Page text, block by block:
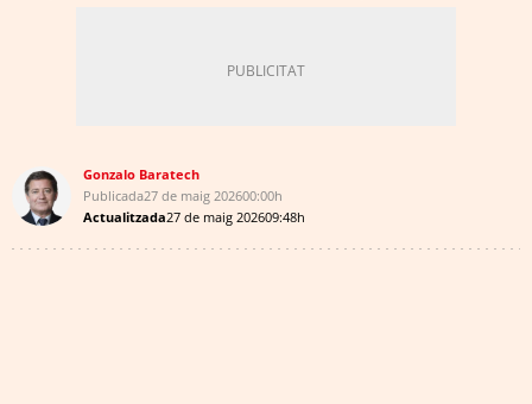
Gonzalo Baratech
Publicada27 de maig 202600:00h
Actualitzada27 de maig 202609:48h